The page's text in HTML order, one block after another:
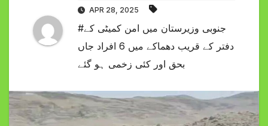
APR 28, 2025
#جنوبی وزیرستان میں امن کمیٹی کے
دفتر کے قریب دھماکے میں 6 افراد جاں
بحق اور کئی زخمی ہو گئے